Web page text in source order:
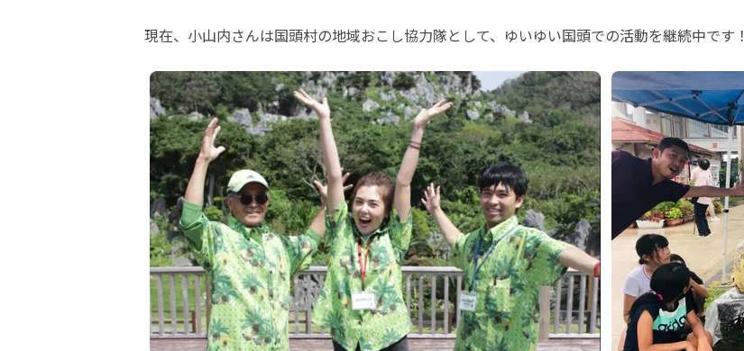
現在、小山内さんは国頭村の地域おこし協力隊として、ゆいゆい国頭での活動を継続中です！